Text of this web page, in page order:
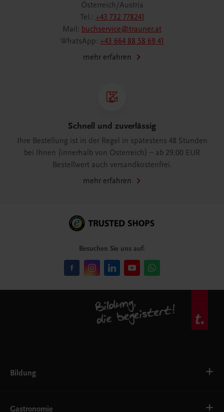
Österreich/Austria
Tel.: +43 732 778241
Mail: buchservice@trauner.at
WhatsApp: +43 664 88 58 69 41
mehr erfahren
Schnell und zuverlässig
Ihre Bestellung ist in der Regel in spätestens 48 Stunden
bei Ihnen (innerhalb von Österreich) – ab 29,00 EUR
Bestellwert auch versandkostenfrei.
mehr erfahren
Besuchen Sie uns auf:
Bildung
AHS
Gastronomie